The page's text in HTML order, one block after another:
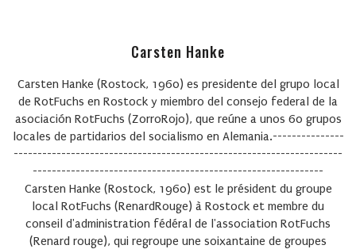
Carsten Hanke
Carsten Hanke (Rostock, 1960) es presidente del grupo local
de RotFuchs en Rostock y miembro del consejo federal de la
asociación RotFuchs (ZorroRojo), que reúne a unos 60 grupos
locales de partidarios del socialismo en Alemania.---------------
---------------------------------------------------------------------
-------------------------------------------------------------
Carsten Hanke (Rostock, 1960) est le président du groupe
local RotFuchs (RenardRouge) à Rostock et membre du
conseil d'administration fédéral de l'association RotFuchs
(Renard rouge), qui regroupe une soixantaine de groupes